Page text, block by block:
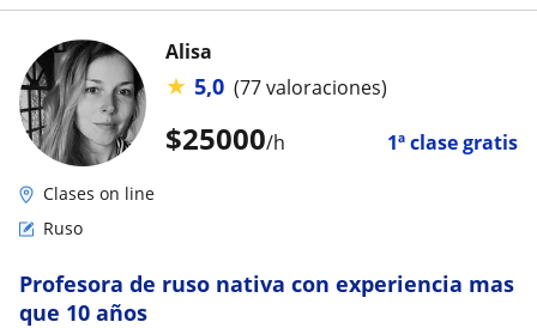
$25000/h 1ª clase gratis
Alisa
★ 5,0 (77 valoraciones)
Clases on line
Ruso
Profesora de ruso nativa con experiencia mas
que 10 años